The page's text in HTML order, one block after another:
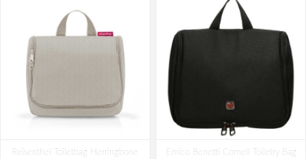
Reisenthel Toiletbag Herringbone
Enrico Benetti Cornell Toiletry Bag